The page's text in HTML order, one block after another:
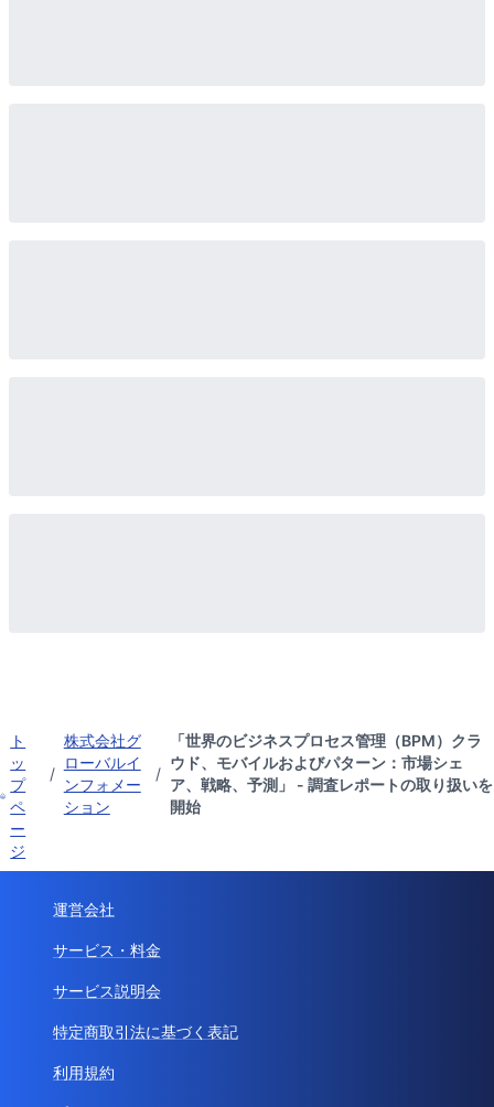
ト
ッ
プ
ペ
ー
ジ
/
株式会社グ
ローバルイ
ンフォメー
ション
/
「世界のビジネスプロセス管理（BPM）クラ
ウド、モバイルおよびパターン：市場シェ
ア、戦略、予測」 - 調査レポートの取り扱いを
開始
運営会社
サービス・料金
サービス説明会
特定商取引法に基づく表記
利用規約